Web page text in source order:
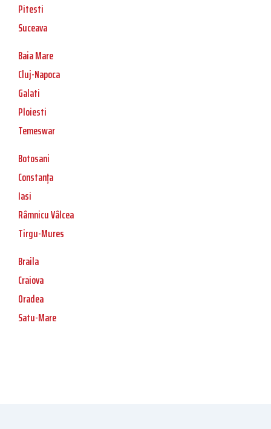
Pitesti
Suceava
Baia Mare
Cluj-Napoca
Galati
Ploiesti
Temeswar
Botosani
Constanța
Iasi
Râmnicu Vâlcea
Tirgu-Mures
Braila
Craiova
Oradea
Satu-Mare